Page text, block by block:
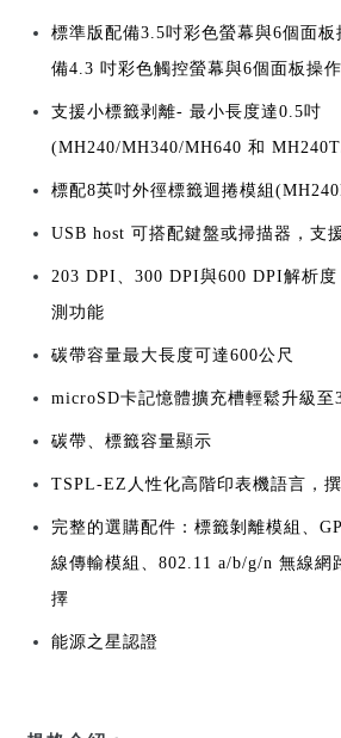
標準版配備3.5吋彩色螢幕與6個面
備4.3 吋彩色觸控螢幕與6個面板操
支援小標籤剥離- 最小長度達0.5吋
(MH240/MH340/MH640 和
標配8英吋外徑標籤迴捲模組
USB host 可搭配鍵盤或掃描器，支
203 DPI、300 DPI與600 DPI解析
測功能
碳帶容量最大長度可達600公尺
microSD卡記憶體擴充槽輕鬆升級至
碳帶、標籤容量顯示
TSPL-EZ人性化高階印表機語言，
完整的選購配件：標籤剝離模組、
線傳輸模組、802.11 a/b/g/n 無線網
擇
能源之星認證